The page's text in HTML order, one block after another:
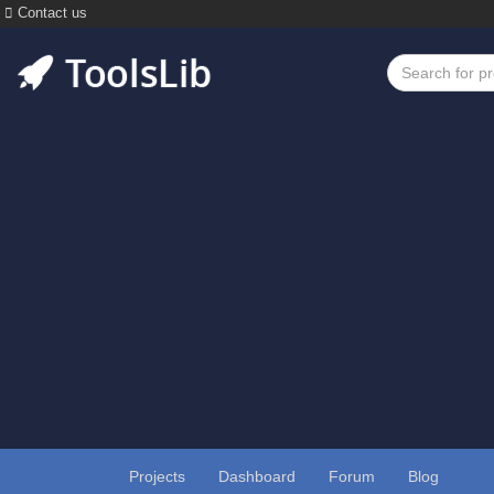
Contact us
Projects Dashboard Forum Blog